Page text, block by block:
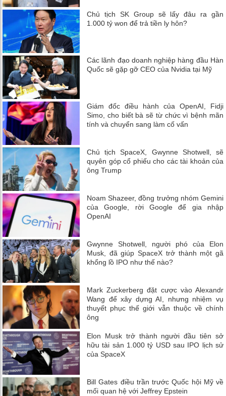
Chủ tịch SK Group sẽ lấy đâu ra gần
1.000 tỷ won để trả tiền ly hôn?
Các lãnh đạo doanh nghiệp hàng đầu Hàn
Quốc sẽ gặp gỡ CEO của Nvidia tại Mỹ
Giám đốc điều hành của OpenAI, Fidji
Simo, cho biết bà sẽ từ chức vì bệnh mãn
tính và chuyển sang làm cố vấn
Chủ tịch SpaceX, Gwynne Shotwell, sẽ
quyên góp cổ phiếu cho các tài khoản của
ông Trump
Noam Shazeer, đồng trưởng nhóm Gemini
của Google, rời Google để gia nhập
OpenAI
Gwynne Shotwell, người phó của Elon
Musk, đã giúp SpaceX trở thành một gã
khổng lồ IPO như thế nào?
Mark Zuckerberg đặt cược vào Alexandr
Wang để xây dựng AI, nhưng nhiệm vụ
thuyết phục thế giới vẫn thuộc về chính
ông
Elon Musk trở thành người đầu tiên sở
hữu tài sản 1.000 tỷ USD sau IPO lịch sử
của SpaceX
Bill Gates điều trần trước Quốc hội Mỹ về
mối quan hệ với Jeffrey Epstein